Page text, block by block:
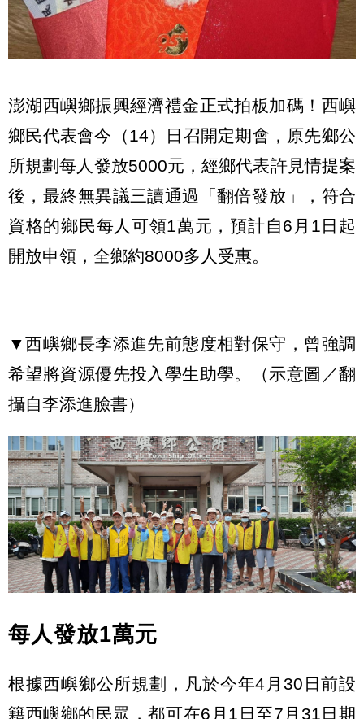
澎湖西嶼鄉振興經濟禮金正式拍板加碼！西嶼
鄉民代表會今（14）日召開定期會，原先鄉公
所規劃每人發放5000元，經鄉代表許見情提案
後，最終無異議三讀通過「翻倍發放」，符合
資格的鄉民每人可領1萬元，預計自6月1日起
開放申領，全鄉約8000多人受惠。
▼西嶼鄉長李添進先前態度相對保守，曾強調
希望將資源優先投入學生助學。（示意圖／翻
攝自李添進臉書）
每人發放1萬元
根據西嶼鄉公所規劃，凡於今年4月30日前設
籍西嶼鄉的民眾，都可在6月1日至7月31日期